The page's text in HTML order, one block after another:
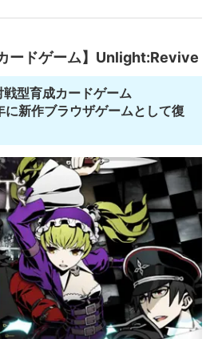
ードゲーム】Unlight:Revive
型育成カードゲーム
新作ブラウザゲームとして復